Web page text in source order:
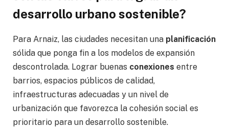
desarrollo urbano sostenible?
Para Arnaiz, las ciudades necesitan una planificación
sólida que ponga fin a los modelos de expansión
descontrolada. Lograr buenas conexiones entre
barrios, espacios públicos de calidad,
infraestructuras adecuadas y un nivel de
urbanización que favorezca la cohesión social es
prioritario para un desarrollo sostenible.